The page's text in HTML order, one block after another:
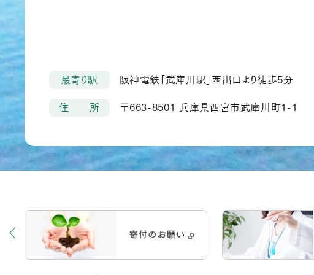
最寄り駅 阪神電鉄「武庫川駅」西出口より徒歩5分
住 所 〒663-8501 兵庫県西宮市武庫川町1-1